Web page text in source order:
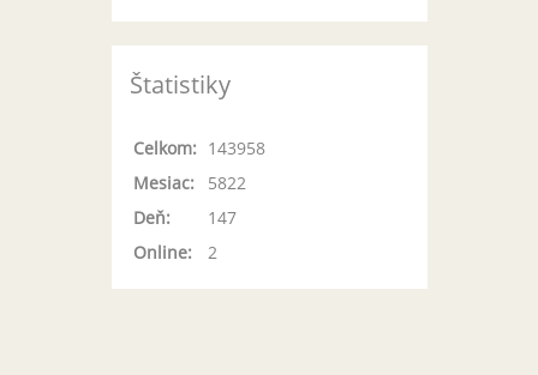
Štatistiky
Online: 2
Celkom: 143958
Mesiac:
5822
Deň:
147